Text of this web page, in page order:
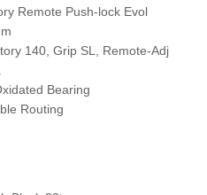
Remote Push-lock Evol
140, Grip SL, Remote-Adj
Bearing
Routing